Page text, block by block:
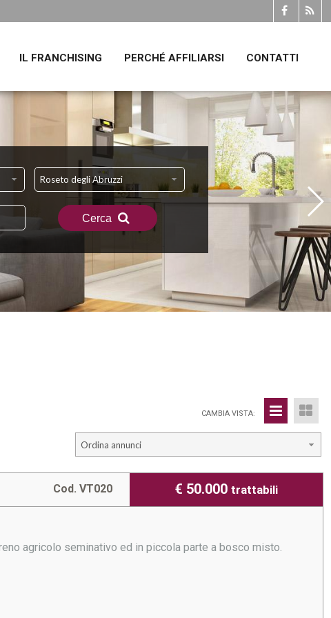
IL FRANCHISING PERCHÉ AFFILIARSI CONTATTI
Roseto degli Abruzzi
Cerca
CAMBIA VISTA:
Ordina annunci
€ 50.000 trattabili
Cod. VT020
agricolo seminativo ed in piccola parte a bosco misto.